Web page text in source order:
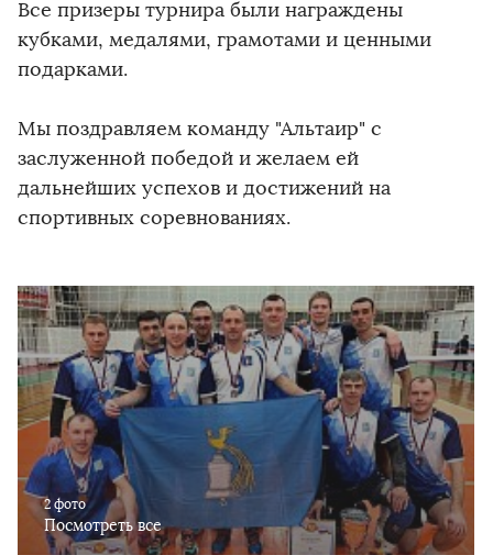
Все призеры турнира были награждены
кубками, медалями, грамотами и ценными
подарками.
Мы поздравляем команду "Альтаир" с
заслуженной победой и желаем ей
дальнейших успехов и достижений на
спортивных соревнованиях.
2 фото
Посмотреть все